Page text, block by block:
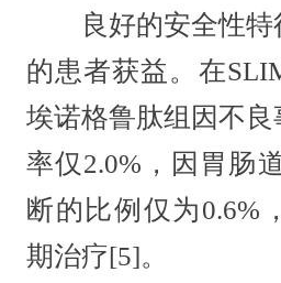
良好的安全性特
的患者获益。在
埃诺格鲁肽组因不
率仅2.0%，因胃肠
断的比例仅为0.6%
期治疗[5]。